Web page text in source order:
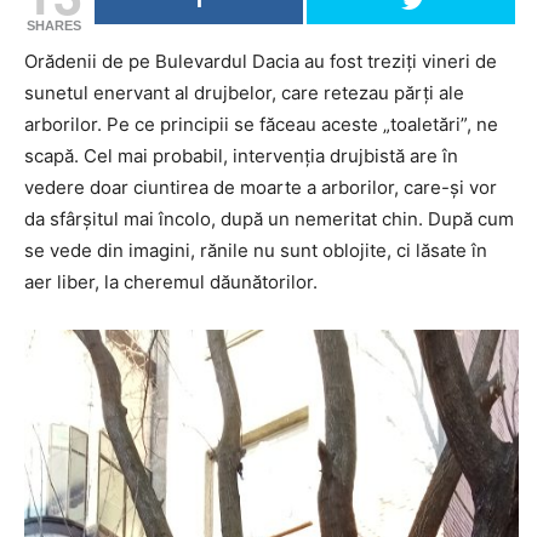
SHARES
Orădenii de pe Bulevardul Dacia au fost treziți vineri de
sunetul enervant al drujbelor, care retezau părți ale
arborilor. Pe ce principii se făceau aceste „toaletări”, ne
scapă. Cel mai probabil, intervenția drujbistă are în
vedere doar ciuntirea de moarte a arborilor, care-și vor
da sfârșitul mai încolo, după un nemeritat chin. După cum
se vede din imagini, rănile nu sunt oblojite, ci lăsate în
aer liber, la cheremul dăunătorilor.